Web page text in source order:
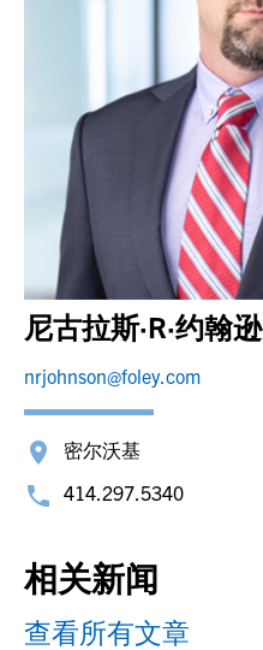
尼古拉斯·R·约翰逊
nrjohnson@foley.com
密尔沃基
414.297.5340
相关新闻
查看所有文章